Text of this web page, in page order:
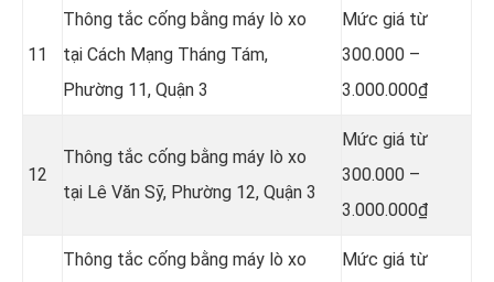
11
Thông tắc cống bằng máy lò xo
tại Cách Mạng Tháng Tám,
Phường 11, Quận 3
Mức giá từ
300.000 –
3.000.000₫
12
Thông tắc cống bằng máy lò xo
tại Lê Văn Sỹ, Phường 12, Quận 3
Mức giá từ
300.000 –
3.000.000₫
Thông tắc cống bằng máy lò xo
Mức giá từ